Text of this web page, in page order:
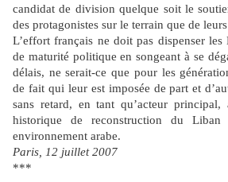
candidat de division quelque soit le
des protagonistes sur le terrain que de
L’effort français ne doit pas dispenser
de maturité politique en songeant à se
délais, ne serait-ce que pour les
de fait qui leur est imposée de part et
sans retard, en tant qu’acteur
historique de reconstruction du
environnement arabe.
Paris, 12 juillet 2007
***